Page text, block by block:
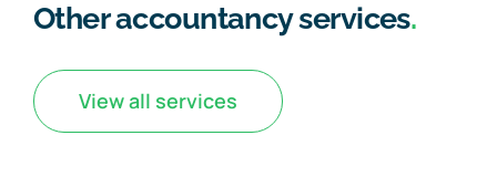
Other accountancy services.
View all services